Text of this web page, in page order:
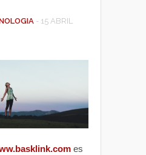
- 15 ABRIL
es